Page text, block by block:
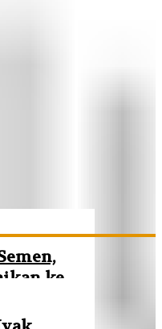
ke